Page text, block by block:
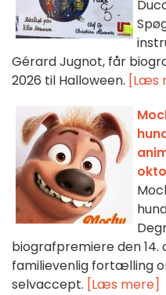
Gérard Jugnot, får
2026 til Halloween. [Læs
biografpremiere den 14.
familievenlig fortælling
selvaccept. [Læs mere]